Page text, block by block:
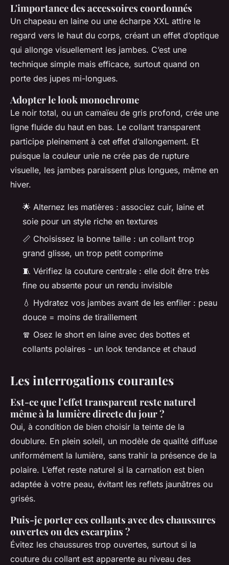
L'importance des accessoires coordonnés
Un chapeau en laine ou une écharpe XXL attire le
regard vers le haut du corps, créant un effet d’optique
qui allonge visuellement les jambes. C’est une
technique simple mais efficace, surtout quand on
porte des jupes mi-longues.
Adopter le look monochrome
Le noir total, ou un camaïeu de gris profond, crée une
ligne fluide du haut en bas. Le collant transparent
participe pleinement à cet effet d’allongement. Et
puisque la couleur unie ne crée pas de rupture
visuelle, les jambes paraissent plus longues, même en
hiver.
🌟 Alternez les matières : associez cuir, laine et
soie pour un style riche en textures
📏 Choisissez la bonne taille : un collant trop
grand glisse, un trop petit comprime
🧵 Vérifiez la couture centrale : elle doit être très
fine ou absente pour un rendu invisible
💧 Hydratez vos jambes avant de les enfiler : peau
douce = moins de tiraillement
🧣 Osez le short en laine avec des bottes et
collants polaires - un look tendance et chaud
Les interrogations courantes
Est-ce que l'effet transparent reste naturel
même à la lumière directe du jour ?
Oui, à condition de bien choisir la teinte de la
doublure. En plein soleil, un modèle de qualité diffuse
uniformément la lumière, sans trahir la présence de la
polaire. L’effet reste naturel si la carnation est bien
adaptée à votre peau, évitant les reflets jaunâtres ou
grisés.
Puis-je porter ces collants avec des chaussures
ouvertes ou des escarpins ?
Évitez les chaussures trop ouvertes, surtout si la
couture du collant est apparente au niveau des